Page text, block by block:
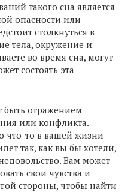
такого сна является
опасности или
столкнуться в
тела, окружение и
во время сна, могут
состоять эта
отражением
или конфликта.
что-то в вашей жизни
так, как вы бы хотели,
Вам может
свои чувства и
стороны, чтобы найти